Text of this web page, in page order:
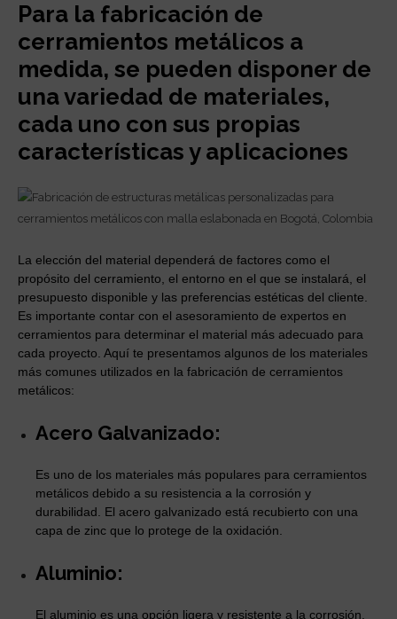
Para la fabricación de
cerramientos metálicos a
medida, se pueden disponer de
una variedad de materiales,
cada uno con sus propias
características y aplicaciones
La elección del material dependerá de factores como el
propósito del cerramiento, el entorno en el que se instalará, el
presupuesto disponible y las preferencias estéticas del cliente.
Es importante contar con el asesoramiento de expertos en
cerramientos para determinar el material más adecuado para
cada proyecto. Aquí te presentamos algunos de los materiales
más comunes utilizados en la fabricación de cerramientos
metálicos:
Acero Galvanizado:
Es uno de los materiales más populares para cerramientos
metálicos debido a su resistencia a la corrosión y
durabilidad. El acero galvanizado está recubierto con una
capa de zinc que lo protege de la oxidación.
Aluminio:
El aluminio es una opción ligera y resistente a la corrosión.